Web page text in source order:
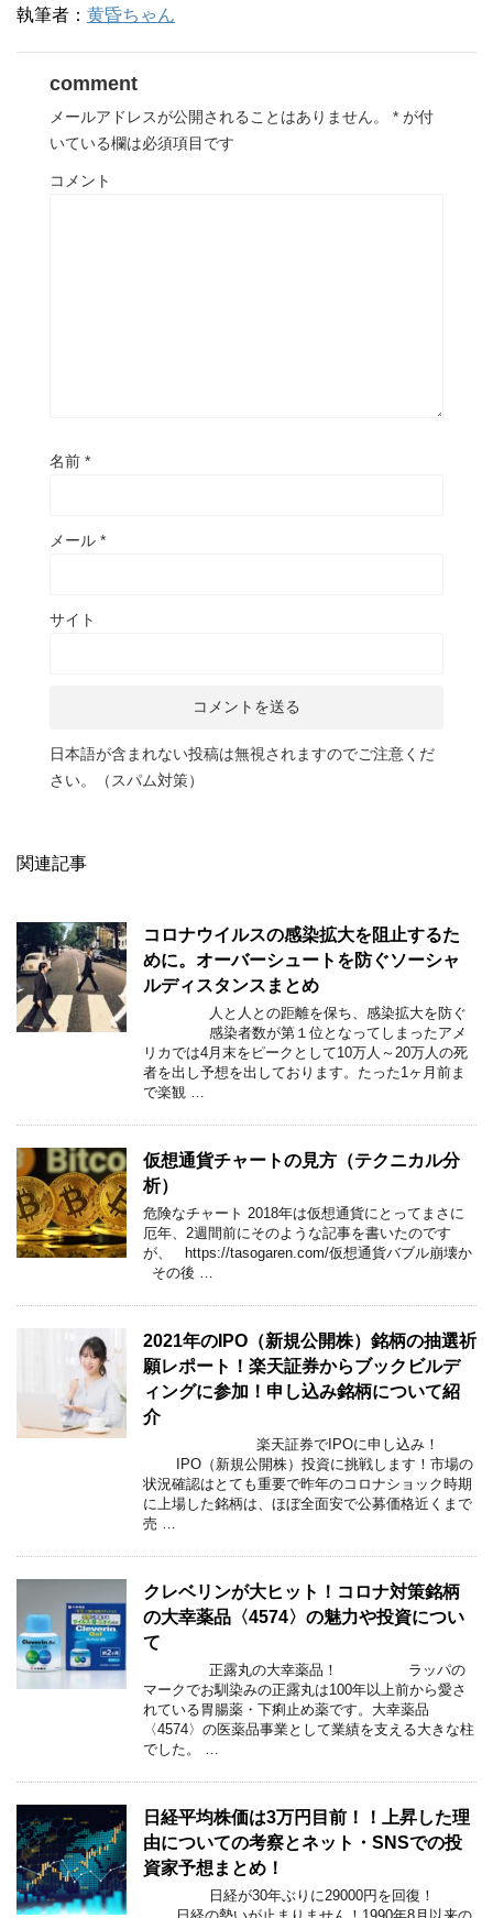
執筆者： 黄昏ちゃん
comment
メールアドレスが公開されることはありません。 * が付
いている欄は必須項目です
コメント
名前 *
メール *
サイト
日本語が含まれない投稿は無視されますのでご注意くだ
さい。（スパム対策）
関連記事
コロナウイルスの感染拡大を阻止するた
めに。オーバーシュートを防ぐソーシャ
ルディスタンスまとめ
人と人との距離を保ち、感染拡大を防ぐ
感染者数が第１位となってしまったアメ
リカでは4月末をピークとして10万人～20万人の死
者を出し予想を出しております。たった1ヶ月前ま
で楽観 …
仮想通貨チャートの見方（テクニカル分
析）
危険なチャート 2018年は仮想通貨にとってまさに
厄年、2週間前にそのような記事を書いたのです
が、 https://tasogaren.com/仮想通貨バブル崩壊か
その後 …
2021年のIPO（新規公開株）銘柄の抽選祈
願レポート！楽天証券からブックビルデ
ィングに参加！申し込み銘柄について紹
介
楽天証券でIPOに申し込み！
IPO（新規公開株）投資に挑戦します！市場の
状況確認はとても重要で昨年のコロナショック時期
に上場した銘柄は、ほぼ全面安で公募価格近くまで
売 …
クレベリンが大ヒット！コロナ対策銘柄
の大幸薬品〈4574〉の魅力や投資につい
て
正露丸の大幸薬品！ ラッパの
マークでお馴染みの正露丸は100年以上前から愛さ
れている胃腸薬・下痢止め薬です。大幸薬品
〈4574〉の医薬品事業として業績を支える大きな柱
でした。 …
日経平均株価は3万円目前！！上昇した理
由についての考察とネット・SNSでの投
資家予想まとめ！
日経が30年ぶりに29000円を回復！